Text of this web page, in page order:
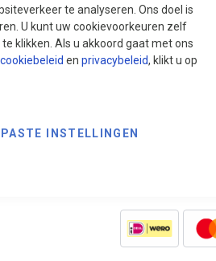
te analyseren. Ons doel is
U kunt uw cookievoorkeuren zelf
klikken. Als u akkoord gaat met ons
cookiebeleid en privacybeleid, klikt u op
INSTELLINGEN
Advies:Wij
snijverlies te